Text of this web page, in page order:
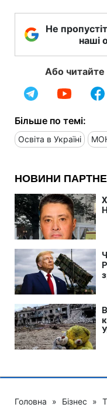
Не
наші
Або читайте
Більше по темі:
Освіта в Україні
Головна » Бізнес »